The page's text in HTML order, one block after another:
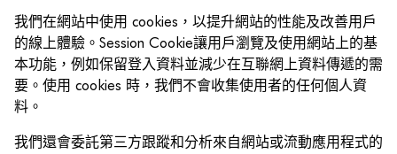
我們在網站中使用 cookies，以提升網站的性能及改善用戶
的線上體驗。Session Cookie讓用戶瀏覽及使用網站上的基
本功能，例如保留登入資料並減少在互聯網上資料傳遞的需
要。使用 cookies 時，我們不會收集使用者的任何個人資
料。
我們還會委託第三方跟蹤和分析來自網站或流動應用程式的